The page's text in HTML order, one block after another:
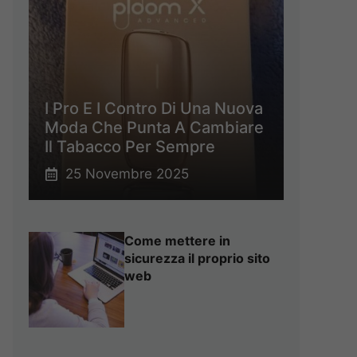
I Pro E I Contro Di Una Nuova
Moda Che Punta A Cambiare
Il Tabacco Per Sempre
25 Novembre 2025
Come mettere in
sicurezza il proprio sito
web